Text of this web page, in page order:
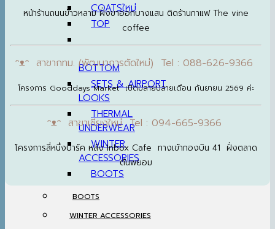
COATS
TOP
BOTTOM
SETS & AIRPORT
LOOKS
THERMAL
UNDERWEAR
WINTER
ACCESSORIES
BOOTS
BOOTS
WINTER ACCESSORIES
หน้าร้านถนนข้าวหลาม ฝั่งขาออกบางแสน ติดร้านกาแฟ The vine
coffee
ᵔᴥᵔ สาขากทม. (พัฒนาการตัดใหม่) Tel : 088-626-9366
โครงการ Gooddays Market เปิดปลายปลายเดือน กันยายน 2569 ค่ะ
ᵔᴥᵔ สาขาเชียงใหม่ Tel : 094-665-9366
โครงการสี่หนึ่งปาร์ค หลัง Inbox Cafe ทางเข้ากองบิน 41 ฝั่งตลาด
ต้นพยอม